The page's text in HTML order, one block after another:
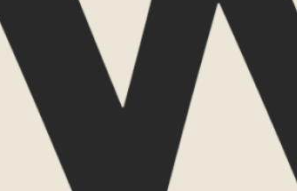
Telefoonnummer
Reisduur